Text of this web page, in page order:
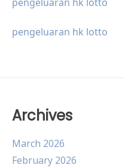
pengeluaran hk lotto
Archives
March 2026
February 2026